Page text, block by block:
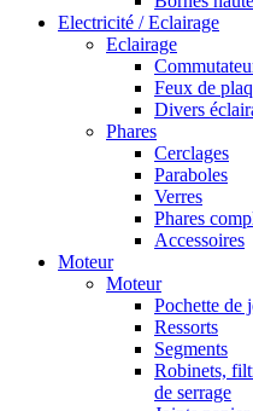
Electricité / Eclairage
Eclairage
Feux de
Divers
Phares
Cerclages
Paraboles
Verres
Phares
Accessoires
Moteur
Moteur
Pochette de
Ressorts
Segments
Robinets,
de serrage